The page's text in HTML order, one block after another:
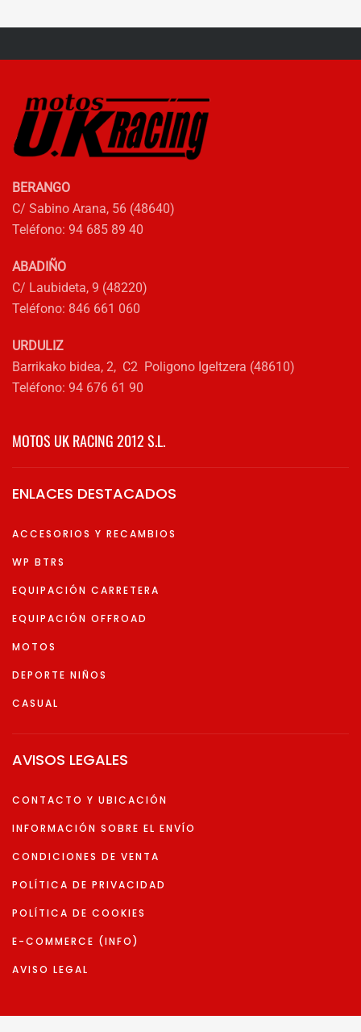
BERANGO
C/ Sabino Arana, 56 (48640)
Teléfono: 94 685 89 40
ABADIÑO
C/ Laubideta, 9 (48220)
Teléfono: 846 661 060
URDULIZ
Barrikako bidea, 2, C2 Poligono Igeltzera (48610)
Teléfono: 94 676 61 90
MOTOS UK RACING 2012 S.L.
ENLACES DESTACADOS
ACCESORIOS Y RECAMBIOS
WP BTRS
EQUIPACIÓN CARRETERA
EQUIPACIÓN OFFROAD
MOTOS
DEPORTE NIÑOS
CASUAL
AVISOS LEGALES
CONTACTO Y UBICACIÓN
INFORMACIÓN SOBRE EL ENVÍO
CONDICIONES DE VENTA
POLÍTICA DE PRIVACIDAD
POLÍTICA DE COOKIES
E-COMMERCE (INFO)
AVISO LEGAL